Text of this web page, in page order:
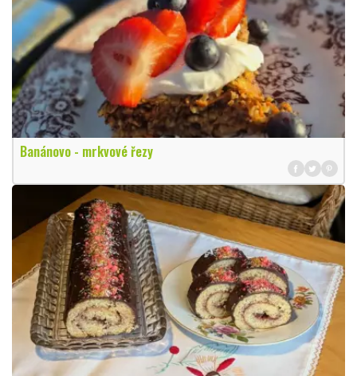
Banánovo - mrkvové řezy